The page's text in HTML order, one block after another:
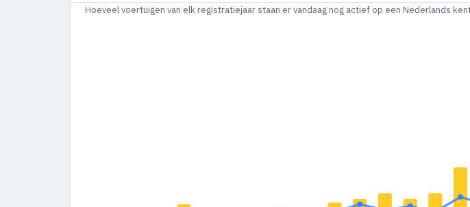
Hoeveel voertuigen van elk registratiejaar staan er vandaag nog actief op een Nederlands